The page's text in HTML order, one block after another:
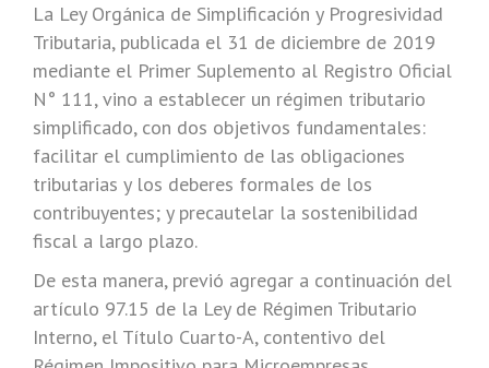
La Ley Orgánica de Simplificación y Progresividad
Tributaria, publicada el 31 de diciembre de 2019
mediante el Primer Suplemento al Registro Oficial
N° 111, vino a establecer un régimen tributario
simplificado, con dos objetivos fundamentales:
facilitar el cumplimiento de las obligaciones
tributarias y los deberes formales de los
contribuyentes; y precautelar la sostenibilidad
fiscal a largo plazo.
De esta manera, previó agregar a continuación del
artículo 97.15 de la Ley de Régimen Tributario
Interno, el Título Cuarto-A, contentivo del